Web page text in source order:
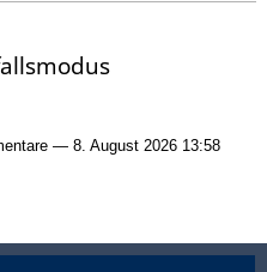
— 8. August 2026 13:58